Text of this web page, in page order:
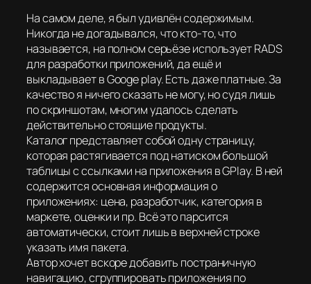
На самом деле, я был удивлён содержимым.
Никогда не догадывался, что кто-то, что
называется, на полном серьёзе использует RADS
для разработки приложений, да ещё и
выкладывает в Googe play. Есть даже платные. За
качество я ничего сказать не могу, но судя лишь
по скриншотам, многим удалось сделать
действительно стоящие продукты.
Каталог представляет собой одну страницу,
которая растягивается под натиском большой
таблицы с ссылками на приложения в GPlay. В ней
содержится основная информация о
приложениях: цена, разработчик, категория в
маркете, оценки и пр. Всё это парсится
автоматически, стоит лишь в верхней строке
указать имя пакета.
Автор хочет вскоре добавить постраничную
навигацию, сгруппировать приложения по